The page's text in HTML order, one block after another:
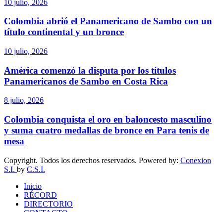
10 julio, 2026
Colombia abrió el Panamericano de Sambo con un
título continental y un bronce
10 julio, 2026
América comenzó la disputa por los títulos
Panamericanos de Sambo en Costa Rica
8 julio, 2026
Colombia conquista el oro en baloncesto masculino
y suma cuatro medallas de bronce en Para tenis de
mesa
Copyright. Todos los derechos reservados. Powered by: Conexion
S.I. by C.S.I.
Inicio
RÉCORD
DIRECTORIO